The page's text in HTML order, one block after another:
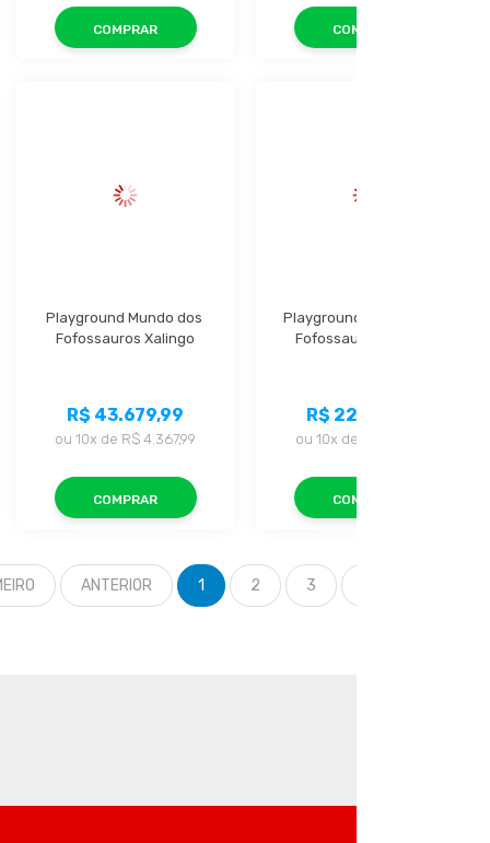
COMPRAR COMPRAR
Playground Mundo dos
Fofossauros Xalingo
R$ 43.679,99
ou 10x de R$ 4.367,99
COMPRAR
Playground Parque dos
Fofossauros Xalingo
R$ 22.399,99
ou 10x de
COMPRAR
ANTERIOR 1 2 3